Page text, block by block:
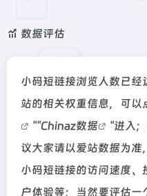
数据评估
小码短链接浏览人数已
站的相关权重信息，可以
""Chinaz数据
"进入
议大家请以爱站数据为准
小码短链接的访问速度
户体验等；当然要评估